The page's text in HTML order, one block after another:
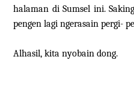
halaman di Sumsel ini.
pengen lagi ngerasain pergi-
Alhasil, kita nyobain dong.